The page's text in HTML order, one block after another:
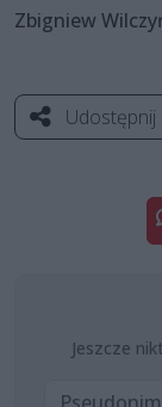
Zbigniew
Udostępnij
Jeszcze